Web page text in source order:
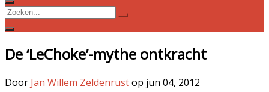
De ‘LeChoke’-mythe ontkracht
Door Jan Willem Zeldenrustop jun 04, 2012